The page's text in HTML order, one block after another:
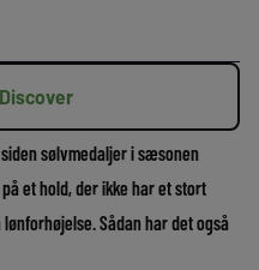
sølvmedaljer i sæsonen
et hold, der ikke har et stort
Sådan har det også